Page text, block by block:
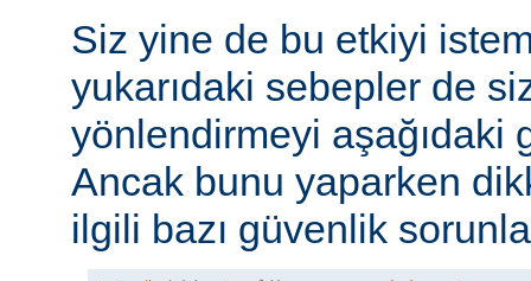
Siz yine de bu etkiyi
yukarıdaki sebepler de
yönlendirmeyi aşağıdaki
Ancak bunu yaparken
ilgili bazı güvenlik